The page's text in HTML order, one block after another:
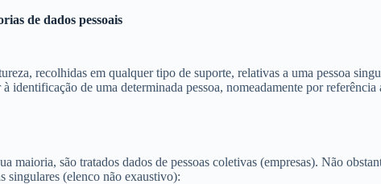
de dados pessoais
recolhidas em qualquer tipo de suporte, relativas a uma pessoa
identificação de uma determinada pessoa, nomeadamente por
são tratados dados de pessoas coletivas (empresas). Não
singulares (elenco não exaustivo):